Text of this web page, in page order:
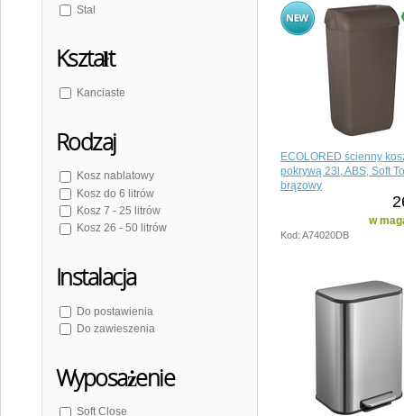
Stal
Kształt
Kanciaste
Rodzaj
Kosz nablatowy
Kosz do 6 litrów
Kosz 7 - 25 litrów
Kosz 26 - 50 litrów
Instalacja
Do postawienia
Do zawieszenia
Wyposażenie
Soft Close
ECOLORED ścienny
pokrywą 23l, ABS, Soft
brązowy
w
Kod: A74020DB